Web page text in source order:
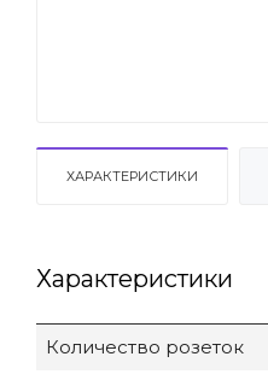
ХАРАКТЕРИСТИКИ
Характеристики
Количество розеток